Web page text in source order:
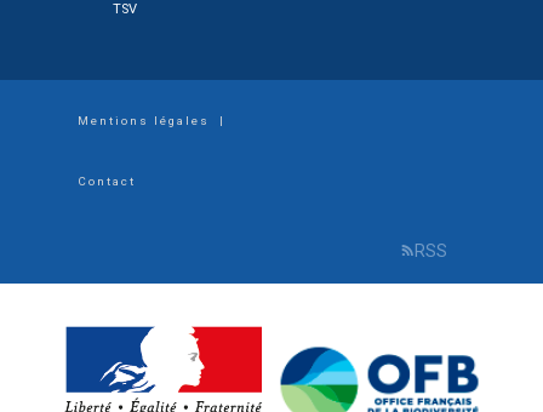
TSV
FooterMentions légales |
Contact
RRSS